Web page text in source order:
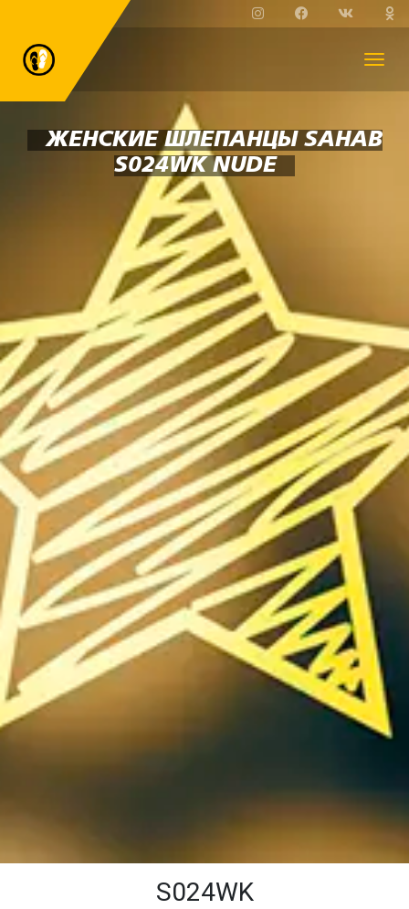
ЖЕНСКИЕ ШЛЕПАНЦЫ SAHAB
S024WK NUDE
S024WK